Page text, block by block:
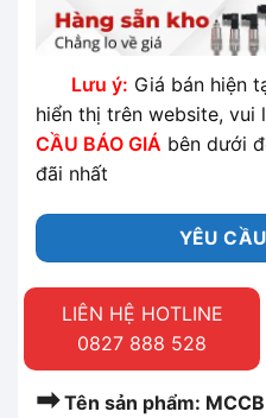
trên 5
dựa trên
đánh giá
Lưu ý: Giá bán hiện
hiển thị trên website, vui
CẦU BÁO GIÁ bên dưới
đãi nhất
YÊU
LIÊN HỆ HOTLINE
0827 888 528
➡Tên sản phẩm: